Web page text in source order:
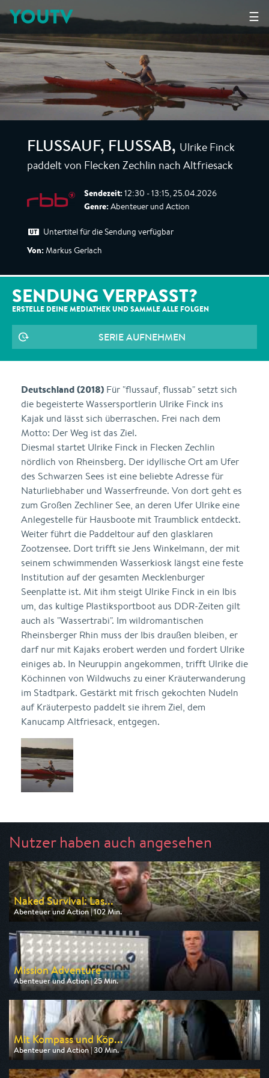
☰
YOUTV
FLUSSAUF, FLUSSAB, Ulrike Finck
paddelt von Flecken Zechlin nach Altfriesack
Sendezeit: 12:30 - 13:15, 25.04.2026
Genre: Abenteuer und Action
Untertitel für die Sendung verfügbar
Von: Markus Gerlach
SENDUNG VERPASST?
ERSTELLE DEINE MEDIATHEK UND SAMMLE ALLE FOLGEN
SERIE AUFNEHMEN
Deutschland (2018) Für "flussauf, flussab" setzt sich
die begeisterte Wassersportlerin Ulrike Finck ins
Kajak und lässt sich überraschen. Frei nach dem
Motto: Der Weg ist das Ziel.
Diesmal startet Ulrike Finck in Flecken Zechlin
nördlich von Rheinsberg. Der idyllische Ort am Ufer
des Schwarzen Sees ist eine beliebte Adresse für
Naturliebhaber und Wasserfreunde. Von dort geht es
zum Großen Zechliner See, an deren Ufer Ulrike eine
Anlegestelle für Hausboote mit Traumblick entdeckt.
Weiter führt die Paddeltour auf den glasklaren
Zootzensee. Dort trifft sie Jens Winkelmann, der mit
seinem schwimmenden Wasserkiosk längst eine feste
Institution auf der gesamten Mecklenburger
Seenplatte ist. Mit ihm steigt Ulrike Finck in ein Ibis
um, das kultige Plastiksportboot aus DDR-Zeiten gilt
auch als "Wassertrabi". Im wildromantischen
Rheinsberger Rhin muss der Ibis draußen bleiben, er
darf nur mit Kajaks erobert werden und fordert Ulrike
einiges ab. In Neuruppin angekommen, trifft Ulrike die
Köchinnen von Wildwuchs zu einer Kräuterwanderung
im Stadtpark. Gestärkt mit frisch gekochten Nudeln
auf Kräuterpesto paddelt sie ihrem Ziel, dem
Kanucamp Altfriesack, entgegen.
Nutzer haben auch angesehen
Naked Survival: Las...
Abenteuer und Action | 102 Min.
Ausgestrahlt von DMAX
am 08.08.2026, 00:18
Mission Adventure
Abenteuer und Action | 25 Min.
Ausgestrahlt von Pro 7 Maxx
am 07.08.2026, 04:25
Mit Kompass und Köp...
Abenteuer und Action | 30 Min.
Ausgestrahlt von arte
am 11.08.2026, 03:40